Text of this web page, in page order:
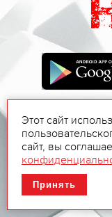
Этот сайт
сайт, вы
Принять